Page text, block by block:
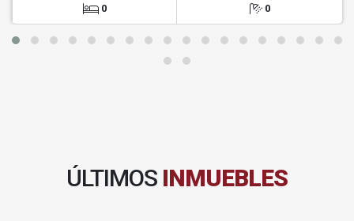
0 0
ÚLTIMOS INMUEBLES